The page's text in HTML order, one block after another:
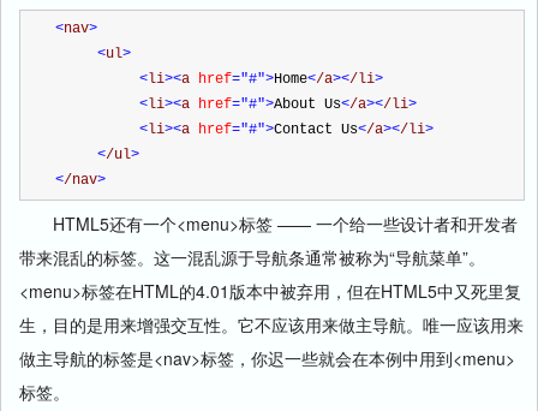
<nav>
<ul>
<li><a href="#">Home</a></li>
<li><a href="#">About Us</a></li>
<li><a href="#">Contact Us</a></li>
</ul>
</nav>
HTML5还有一个<menu>标签 —— 一个给一些设计者和开发者
带来混乱的标签。这一混乱源于导航条通常被称为“导航菜单”。
<menu>标签在HTML的4.01版本中被弃用，但在HTML5中又死里复
生，目的是用来增强交互性。它不应该用来做主导航。唯一应该用来
做主导航的标签是<nav>标签，你迟一些就会在本例中用到<menu>
标签。